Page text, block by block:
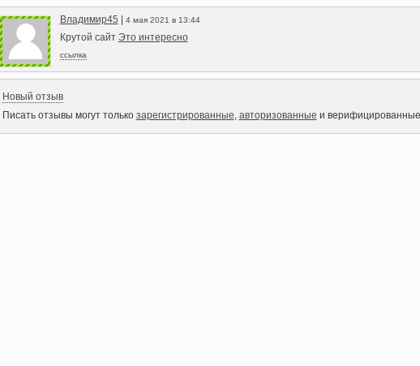
Владимир45 4 мая 2021 в 13:44
Крутой сайт Это интересно
ссылка
Новый отзыв
Писать отзывы могут только зарегистрированные, авторизованные и